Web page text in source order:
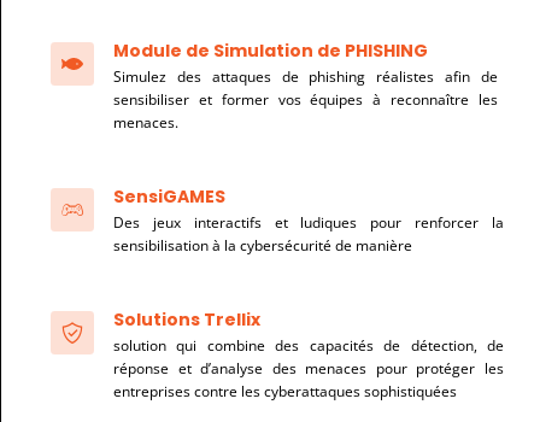
Module de Simulation de PHISHING
Simulez des attaques de phishing réalistes afin de
sensibiliser et former vos équipes à reconnaître les
menaces.
SensiGAMES
Des jeux interactifs et ludiques pour renforcer la
sensibilisation à la cybersécurité de manière
Solutions Trellix
solution qui combine des capacités de détection, de
réponse et d’analyse des menaces pour protéger les
entreprises contre les cyberattaques sophistiquées